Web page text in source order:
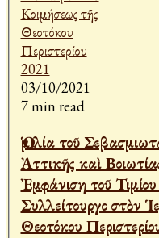
03/10/2021
7 min read
Ὁμιλία τοῦ
Ἀττικῆς καὶ Βοιωτίας κ. Χρυσοστόμου εἰς τὴν
Ἐμφάνιση τοῦ
Συλλείτουργο στὸν
Θεοτόκου